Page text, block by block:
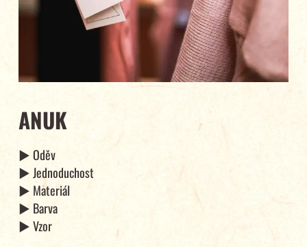
ANUK
► Oděv
► Jednoduchost
► Materiál
► Barva
► Vzor